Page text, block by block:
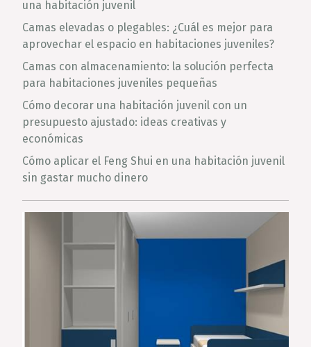
una habitación juvenil
Camas elevadas o plegables: ¿Cuál es mejor para
aprovechar el espacio en habitaciones juveniles?
Camas con almacenamiento: la solución perfecta
para habitaciones juveniles pequeñas
Cómo decorar una habitación juvenil con un
presupuesto ajustado: ideas creativas y
económicas
Cómo aplicar el Feng Shui en una habitación juvenil
sin gastar mucho dinero